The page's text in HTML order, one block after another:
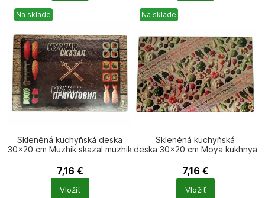
Na sklade
Skleněná kuchyňská deska
30×20 cm Muzhik skazal muzhik
7,16 €
Počet
produktů
Vložiť
Na sklade
Skleněná kuchyňská
deska 30×20 cm Moya kukhnya
7,16 €
Počet
produktů
Vložiť